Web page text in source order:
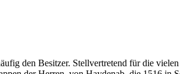
den Besitzer. Stellvertretend für die